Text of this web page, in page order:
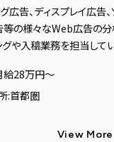
広告、ディスプレイ広告
等の様々なWeb広告の
グや入稿業務を担当して
給28万円～
:首都圏
View More